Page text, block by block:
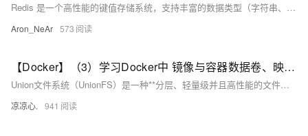
Redis 是一个高性能的键值存储系统，支持丰富的数据类型（字符串、列表、哈希、集合等）和多种高级功能。本文档涵盖 Redis 的核心命令分类，包括数据类型操作、事务与脚本、持久化、集群管理、系统监控等。特别介绍了事务的原子性特性、Lua 脚本的执行方式及优势、排序机制、发布订阅模型以及慢查询日志和监视器工具的使用方法。适用于开发者快速掌握 Redis 常用命令及其应用场景，优化系统性能与可靠性。
Aron_NeAr 573
【Docker】（3）学习Docker中 镜像与容器数据卷、映射关系！手把手带你安装 MySql主从同步 和 Redis三主三从集群！并且进行主从切换与扩容操作，还有分析 哈希分区 等知识点！
Union文件系统（UnionFS）是一种**分层、轻量级并且高性能的文件系统**，它支持对文件系统的修改作为一次提交来一层层的叠加，同时可以将不同目录挂载到同一个虚拟文件系统下(unite several directories into a single virtual filesystem) Union 文件系统是 Docker 镜像的基础。 镜像可以通过分层来进行继承，基于基础镜像（没有父镜像），可以制作各种具体的应用镜像。
凉凉心. 941